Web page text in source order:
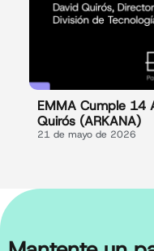
EMMA Cumple 14
Quirós (ARKANA)
21 de mayo de 2026